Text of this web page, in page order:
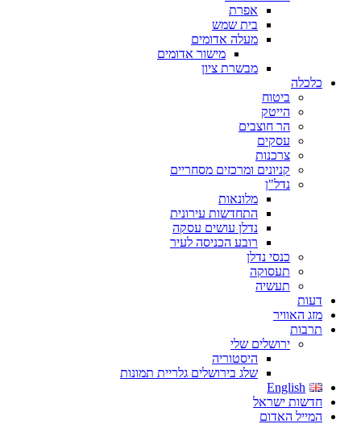
אפרת
בית שמש
מעלה אדומים
מישור אדומים
מבשרת ציון
כלכלה
ביטוח
הייטק
הר חוצבים
עסקים
צרכנות
קניונים ומרכזים מסחריים
נדל"ן
מלונאות
התחדשות עירונית
נדלן עושים עסקה
רובע הכניסה לעיר
כנסי נדלן
תעסוקה
תעשיה
דעות
מזג האוויר
תרבות
ירושלים שלי
היסטוריה
שלג בירושלים גלריית תמונות
English
חדשות ישראל
המייל האדום